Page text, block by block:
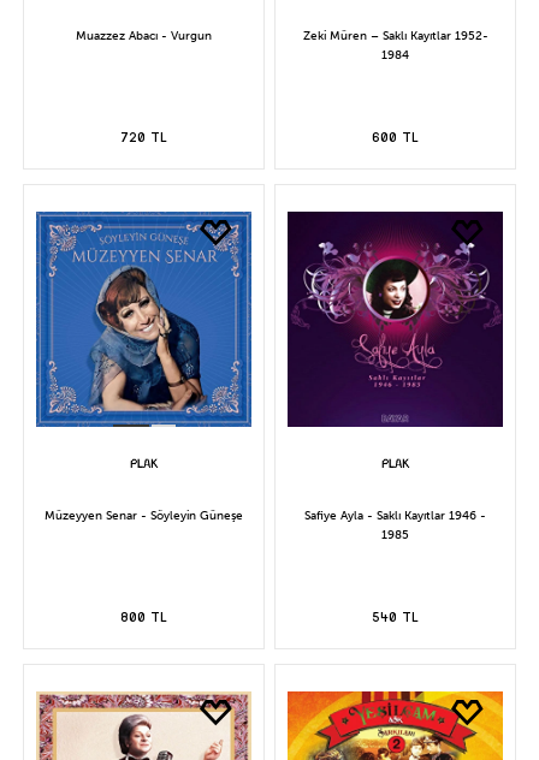
Muazzez Abacı - Vurgun
720 TL
Zeki Müren – Saklı Kayıtlar 1952-
1984
600 TL
Müzeyyen Senar - Söyleyin Güneşe
800 TL
Safiye Ayla - Saklı Kayıtlar 1946 -
1985
540 TL